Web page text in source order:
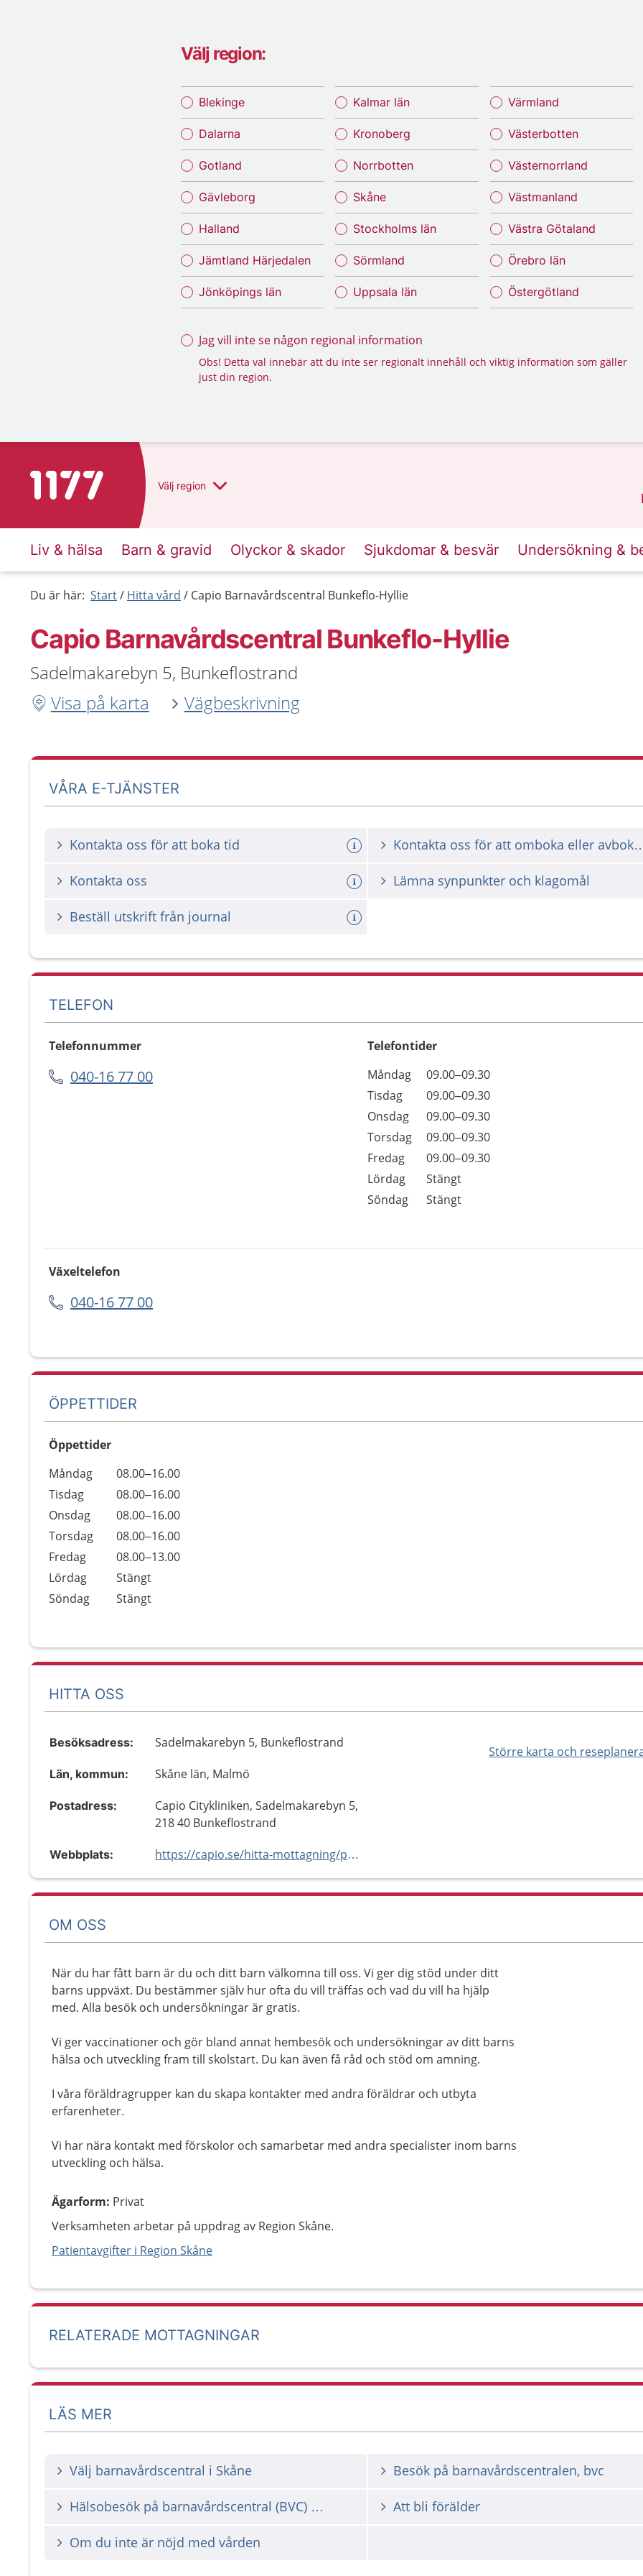
Välj region:
Blekinge
Dalarna
Gotland
Gävleborg
Halland
Jämtland Härjedalen
Jönköpings län
Kalmar län
Kronoberg
Norrbotten
Skåne
Stockholms län
Sörmland
Uppsala län
Värmland
Västerbotten
Västernorrland
Västmanland
Västra Götaland
Örebro län
Östergötland
Jag vill inte se någon regional information
Obs! Detta val innebär att du inte ser regionalt innehåll och viktig information som gäller
just din region.
Till startsidan för 1177 Välj region
Liv & hälsa Barn & gravid Olyckor & skador Sjukdomar & besvär Undersökning &
Du är här: Start Hitta vård Capio Barnavårdscentral Bunkeflo-Hyllie
Capio Barnavårdscentral Bunkeflo-Hyllie
Sadelmakarebyn 5, Bunkeflostrand
Visa på karta
Vägbeskrivning
VÅRA E-TJÄNSTER
Kontakta oss för att boka tid Kontakta oss för
Kontakta oss Lämna synpunkter och klagomål
Beställ utskrift från journal
TELEFON
Telefonnummer
040-16 77 00
Telefontider
Dag
Öppettider
Kommentarer
Måndag
09.00–09.30
Tisdag
09.00–09.30
Onsdag
09.00–09.30
Torsdag
09.00–09.30
Fredag
09.00–09.30
Lördag
Stängt
Söndag
Stängt
Växeltelefon
040-16 77 00
ÖPPETTIDER
Öppettider
Dag
Öppettider
Kommentarer
Måndag
08.00–16.00
Tisdag
08.00–16.00
Onsdag
08.00–16.00
Torsdag
08.00–16.00
Fredag
08.00–13.00
Lördag
Stängt
Söndag
Stängt
HITTA OSS
Större karta och
Besöksadress: Sadelmakarebyn 5, Bunkeflostrand
Län, kommun: Skåne län, Malmö
Postadress:
Capio Citykliniken, Sadelmakarebyn 5,
218 40 Bunkeflostrand
Webbplats: https://capio.se/hitta-mottagning/primarvard/barnavardscentraler/bunkeflo-hyllie/
OM OSS
När du har fått barn är du och ditt barn välkomna till oss. Vi ger dig stöd under ditt
barns uppväxt. Du bestämmer själv hur ofta du vill träffas och vad du vill ha hjälp
med. Alla besök och undersökningar är gratis.
Vi ger vaccinationer och gör bland annat hembesök och undersökningar av ditt barns
hälsa och utveckling fram till skolstart. Du kan även få råd och stöd om amning.
I våra föräldragrupper kan du skapa kontakter med andra föräldrar och utbyta
erfarenheter.
Vi har nära kontakt med förskolor och samarbetar med andra specialister inom barns
utveckling och hälsa.
Ägarform: Privat
Verksamheten arbetar på uppdrag av Region Skåne.
Patientavgifter i Region Skåne
RELATERADE MOTTAGNINGAR
LÄS MER
Välj barnavårdscentral i Skåne Besök på barnavårdscentralen, bvc
Hälsobesök på barnavårdscentral (BVC) i Skåne Att bli förälder
Om du inte är nöjd med vården